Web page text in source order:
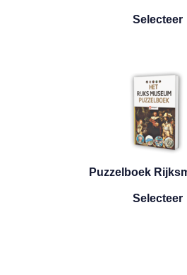
Selecteer
Puzzelboek
Selecteer